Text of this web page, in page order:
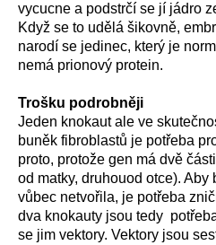
vycucne a podstrčí se jí jádro
Když se to udělá šikovně,
narodí se jedinec, který je
nemá prionový protein.
Trošku podrobněji
Jeden knokaut ale ve
buněk fibroblastů je potřeba
proto, protože gen má dvě
od matky, druhouod otce). Aby
vůbec netvořila, je potřeba
dva knokauty jsou tedy
se jim vektory. Vektory jsou